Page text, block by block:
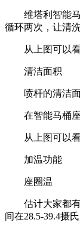
维塔利智能马
循环两次，让清
从上图可以看
清洁面积
喷杆的清洁面
在智能马桶座
从上图可以看
加温功能
座圈温
估计大家都有
间在28.5-39.4摄